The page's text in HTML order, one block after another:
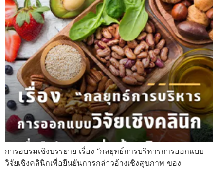
การอบรมเชิงบรรยาย เรื่อง “กลยุทธ์การบริหารการออกแบบ
วิจัยเชิงคลินิกเพื่อยืนยันการกล่าวอ้างเชิงสุขภาพ ของ